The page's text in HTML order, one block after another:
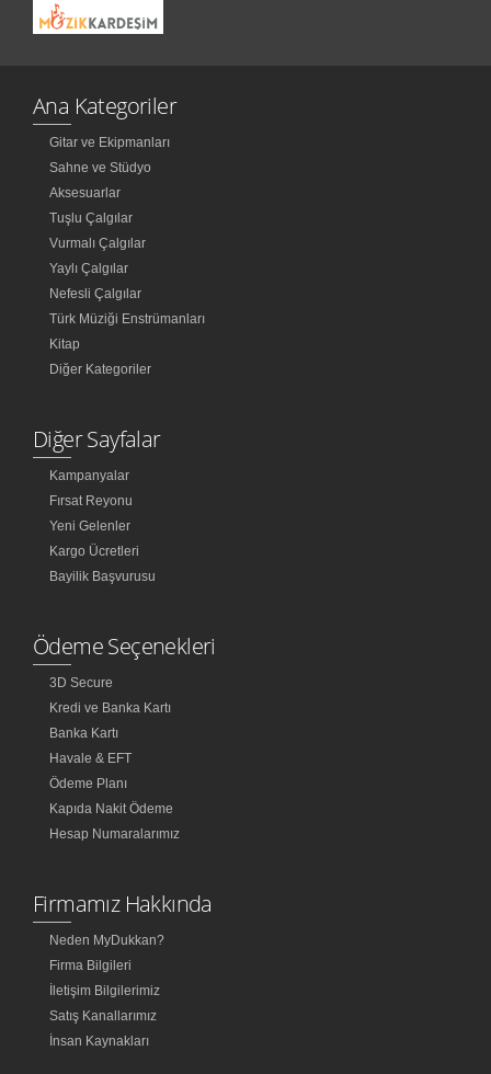
Ana Kategoriler
Gitar ve Ekipmanları
Sahne ve Stüdyo
Aksesuarlar
Tuşlu Çalgılar
Vurmalı Çalgılar
Yaylı Çalgılar
Nefesli Çalgılar
Türk Müziği Enstrümanları
Kitap
Diğer Kategoriler
Diğer Sayfalar
Kampanyalar
Fırsat Reyonu
Yeni Gelenler
Kargo Ücretleri
Bayilik Başvurusu
Ödeme Seçenekleri
3D Secure
Kredi ve Banka Kartı
Banka Kartı
Havale & EFT
Ödeme Planı
Kapıda Nakit Ödeme
Hesap Numaralarımız
Firmamız Hakkında
Neden MyDukkan?
Firma Bilgileri
İletişim Bilgilerimiz
Satış Kanallarımız
İnsan Kaynakları